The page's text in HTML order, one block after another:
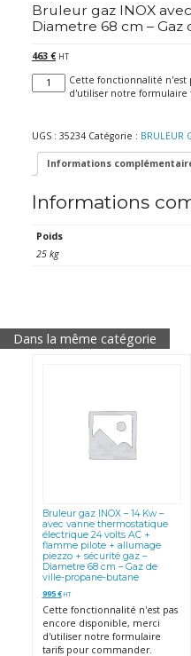
Bruleur gaz INOX
Diametre 68 cm –
463 € HT
quantité
de
INOX
sécurité
gaz
14
Kw
-
Diametre
68
cm
propane-
butane
Cette fonctionnalité n'est
d'utiliser notre formulaire
UGS : 35234 Catégorie : BRULEUR
Informations
Informations
Poids
25 kg
Dans la même catégorie
Bruleur gaz INOX – 14 Kw –
avec vanne thermostatique
électrique 24 volts AC +
flamme pilote + allumage
piezzo + sécurité gaz –
Diametre 68 cm – Gaz de
ville-propane-butane
995€ HT
Cette fonctionnalité n'est pas
encore disponible, merci
d'utiliser notre formulaire
tarifs pour commander.